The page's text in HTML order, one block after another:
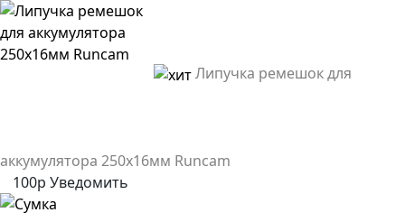
Липучка ремешок для
аккумулятора 250х16мм Runcam
100р Уведомить